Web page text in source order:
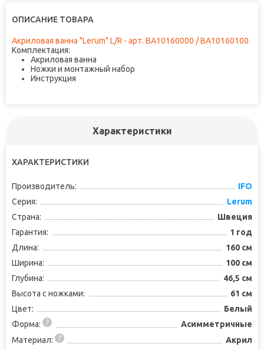
ОПИСАНИЕ ТОВАРА
Акриловая ванна "Lerum" L/R - арт. BA10160000 / BA10160100
Комплектация:
Акриловая ванна
Ножки и монтажный набор
Инструкция
Характеристики
ХАРАКТЕРИСТИКИ
Производитель:
IFO
Серия:
Lerum
Страна:
Швеция
Гарантия:
1 год
Длина:
160 см
Ширина:
100 см
Глубина:
46,5 см
Высота с ножками:
61 см
Цвет:
Белый
Форма:
Асимметричные
Материал:
Акрил